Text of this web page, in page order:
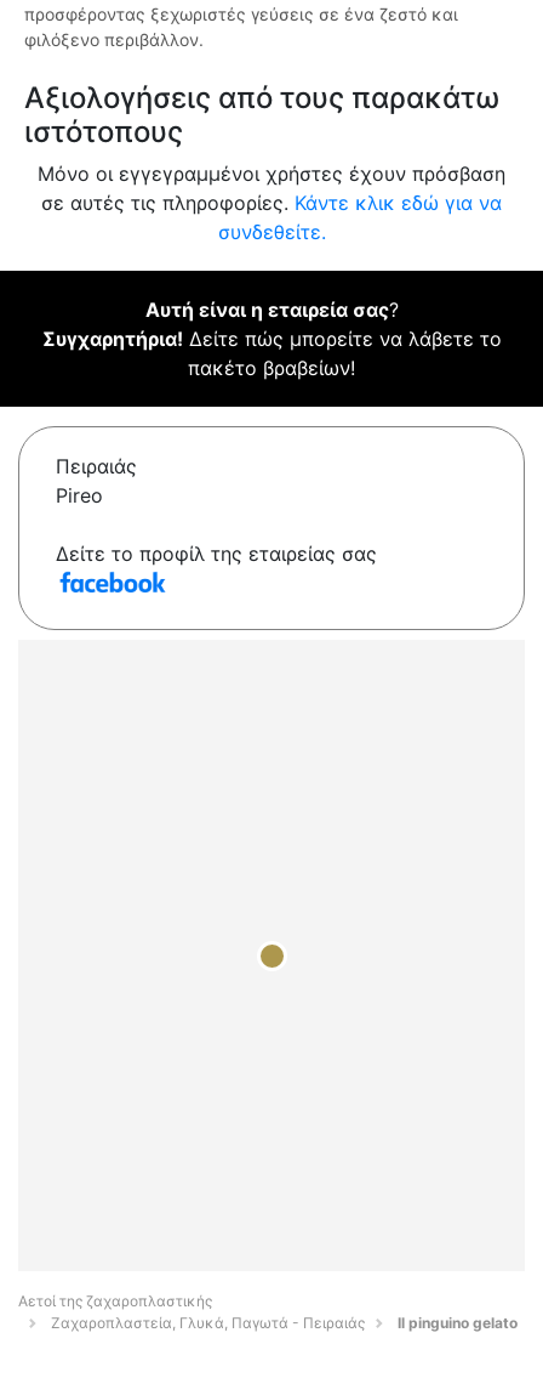
προσφέροντας ξεχωριστές γεύσεις σε ένα ζεστό και
φιλόξενο περιβάλλον.
Αξιολογήσεις από τους παρακάτω
ιστότοπους
Μόνο οι εγγεγραμμένοι χρήστες έχουν πρόσβαση
σε αυτές τις πληροφορίες. Κάντε κλικ εδώ για να
συνδεθείτε.
Αυτή είναι η εταιρεία σας?
Συγχαρητήρια! Δείτε πώς μπορείτε να λάβετε το
πακέτο βραβείων!
Πειραιάς
Pireo
Δείτε το προφίλ της εταιρείας σας
Αετοί της ζαχαροπλαστικής
Ζαχαροπλαστεία, Γλυκά, Παγωτά - Πειραιάς
Il pinguino gelato